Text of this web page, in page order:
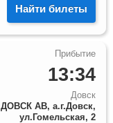
Найти билеты
13:34
Довск
ДОВСК АВ, а.г.Довск,
ул.Гомельская, 2